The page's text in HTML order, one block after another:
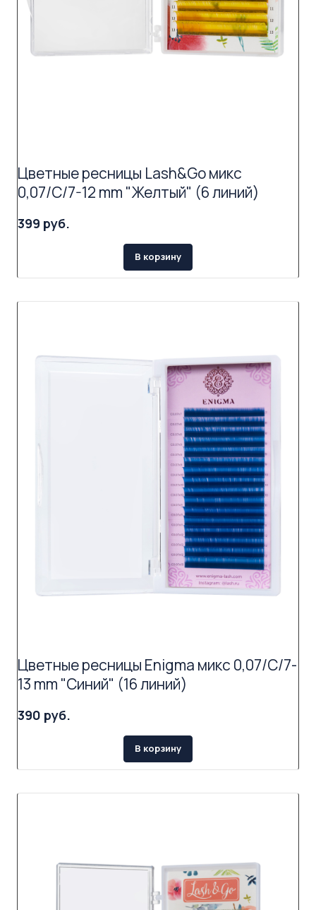
Цветные ресницы Lash&Go микс
0,07/C/7-12 mm "Желтый" (6 линий)
399 руб.
В корзину
Цветные ресницы Enigma микс 0,07/C/7-
13 mm "Синий" (16 линий)
390 руб.
В корзину